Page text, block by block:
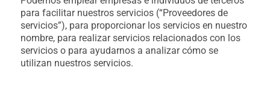
para facilitar nuestros servicios (“Proveedores de
servicios”), para proporcionar los servicios en nuestro
nombre, para realizar servicios relacionados con los
servicios o para ayudarnos a analizar cómo se
utilizan nuestros servicios.